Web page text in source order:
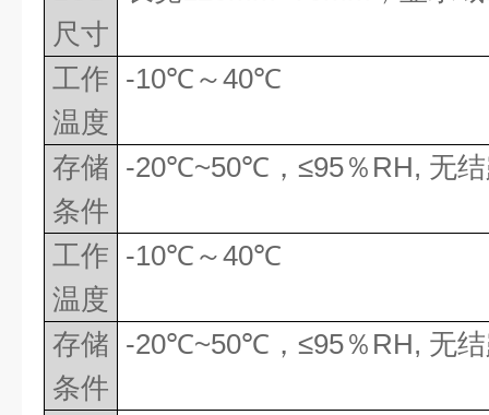
尺寸
工作
温度
-10℃～40℃
存储
条件
-20℃~50℃，≤95％ RH, 无
工作
温度
-10℃～40℃
存储
条件
-20℃~50℃，≤95％ RH, 无